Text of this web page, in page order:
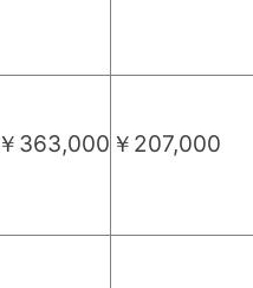
￥363,000 ￥207,000